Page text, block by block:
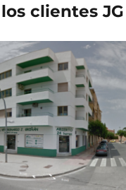
clientes JG